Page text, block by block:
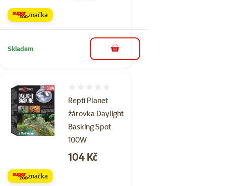
značka
Skladem do košíku
Repti Planet
žárovka Daylight
Basking Spot
100W
Cena
104 Kč
značka